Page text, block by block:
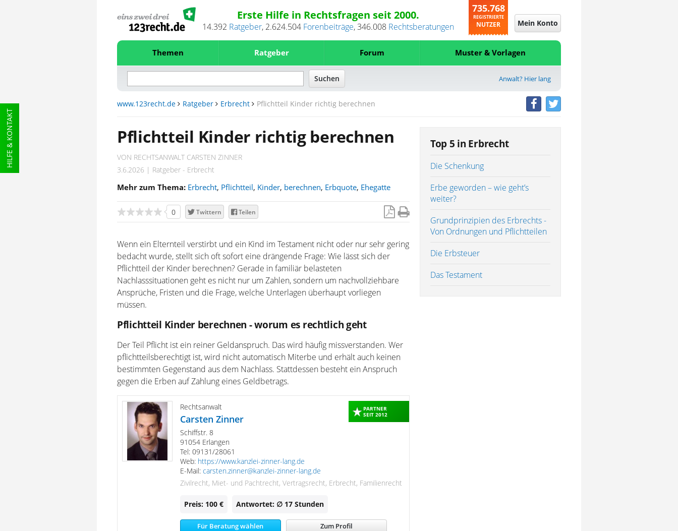
HILFE & KONTAKT
Erste Hilfe in Rechtsfragen seit 2000.
14.392 Ratgeber, 2.624.504 Forenbeiträge,346.008 Rechtsberatungen
735.768
REGISTRIERTE
NUTZER Mein Konto
Themen Ratgeber Forum Muster & Vorlagen
Anwalt? Hier lang
www.123recht.de Ratgeber Erbrecht Pflichtteil Kinder richtig berechnen
Pflichtteil Kinder richtig berechnen
VON RECHTSANWALT CARSTEN ZINNER
3.6.2026 | Ratgeber - Erbrecht
Mehr zum Thema: Erbrecht, Pflichtteil, Kinder, berechnen, Erbquote, Ehegatte
0 Twittern Teilen
Wenn ein Elternteil verstirbt und ein Kind im Testament nicht oder nur sehr gering
bedacht wurde, stellt sich oft sofort eine drängende Frage: Wie lässt sich der
Pflichtteil der Kinder berechnen? Gerade in familiär belasteten
Nachlasssituationen geht es nicht nur um Zahlen, sondern um nachvollziehbare
Ansprüche, Fristen und die Frage, welche Unterlagen überhaupt vorliegen
müssen.
Pflichtteil Kinder berechnen - worum es rechtlich geht
Der Teil Pflicht ist ein reiner Geldanspruch. Das wird häufig missverstanden. Wer
pflichtteilsberechtigt ist, wird nicht automatisch Miterbe und erhält auch keinen
bestimmten Gegenstand aus dem Nachlass. Stattdessen besteht ein Anspruch
gegen die Erben auf Zahlung eines Geldbetrags.
PARTNER
SEIT 2012
Rechtsanwalt
Carsten Zinner
Schiffstr. 8
91054 Erlangen
Tel: 09131/28061
Web: https://www.kanzlei-zinner-lang.de
E-Mail: carsten.zinner@kanzlei-zinner-lang.de
Zivilrecht, Miet- und Pachtrecht, Vertragsrecht, Erbrecht, Familienrecht
Preis: 100 € Antwortet: ∅ 17 Stunden
Für Beratung wählen Zum Profil
Top 5 in Erbrecht
Die Schenkung
Erbe geworden – wie geht’s
weiter?
Grundprinzipien des Erbrechts -
Von Ordnungen und Pflichtteilen
Die Erbsteuer
Das Testament